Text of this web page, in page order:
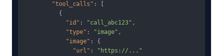
"tool_calls" :
{
"id" : "call_abc123" ,
"type" : "image" ,
"image" :
{
"url" :
"https://..."